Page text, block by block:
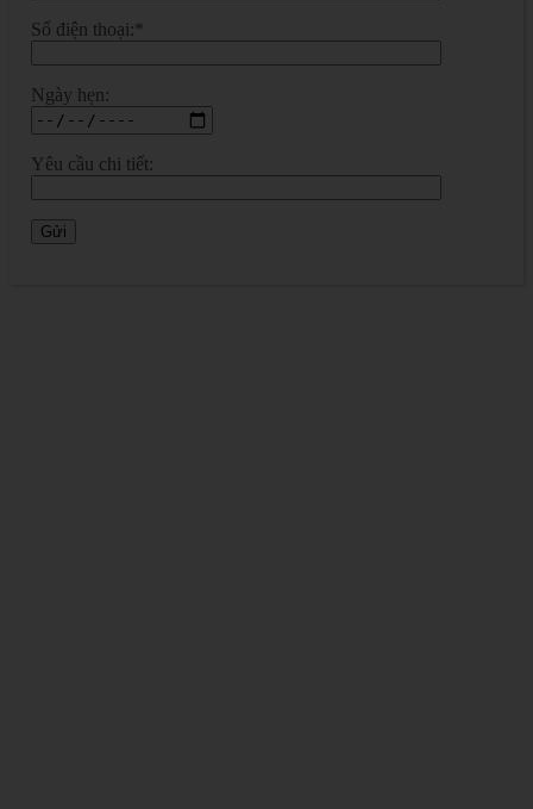
Số điện thoại:*
Ngày hẹn:
Yêu cầu chi tiết: